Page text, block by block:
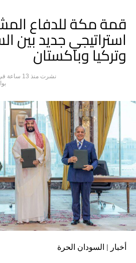
قمة مكة للدفاع
استراتيجي جديد بين
وتركيا وباكستان
نشرت منذ 13 ساعة
أخبار | السودان الحرة